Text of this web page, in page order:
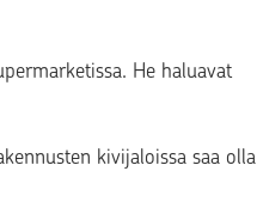
He haluavat
kivijaloissa saa olla